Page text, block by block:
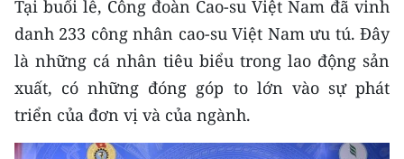
Tại buổi lễ, Công đoàn Cao-su Việt Nam đã vinh
danh 233 công nhân cao-su Việt Nam ưu tú. Đây
là những cá nhân tiêu biểu trong lao động sản
xuất, có những đóng góp to lớn vào sự phát
triển của đơn vị và của ngành.